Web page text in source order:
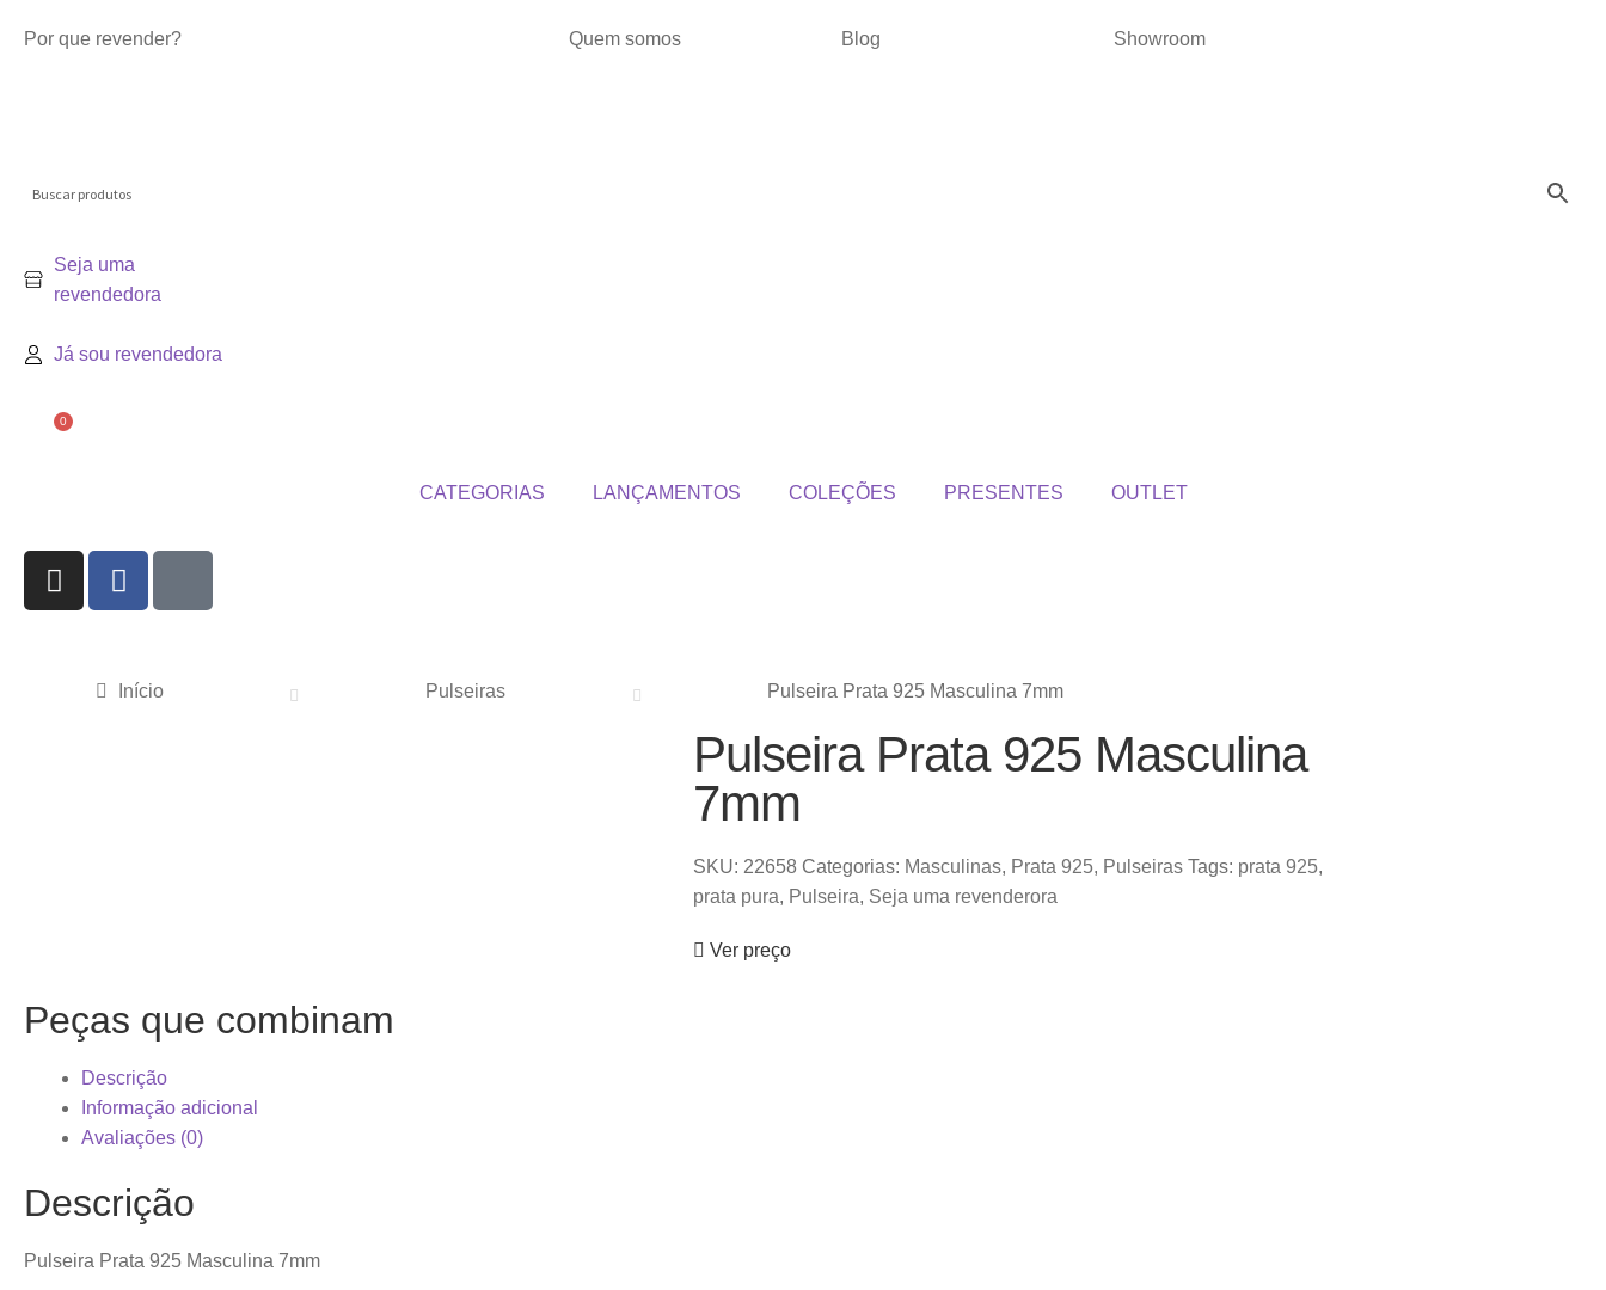
Por que revender? Quem somos Blog Showroom
Seja uma
revendedora
Já sou revendedora
0
CATEGORIAS LANÇAMENTOS COLEÇÕES PRESENTES OUTLET
Início Pulseiras Pulseira Prata 925 Masculina 7mm
Pulseira Prata 925 Masculina
7mm
SKU: 22658 Categorias: Masculinas, Prata 925, Pulseiras Tags: prata 925,
prata pura, Pulseira, Seja uma revenderora
Ver preço
Peças que combinam
Descrição
Informação adicional
Avaliações (0)
Descrição
Pulseira Prata 925 Masculina 7mm